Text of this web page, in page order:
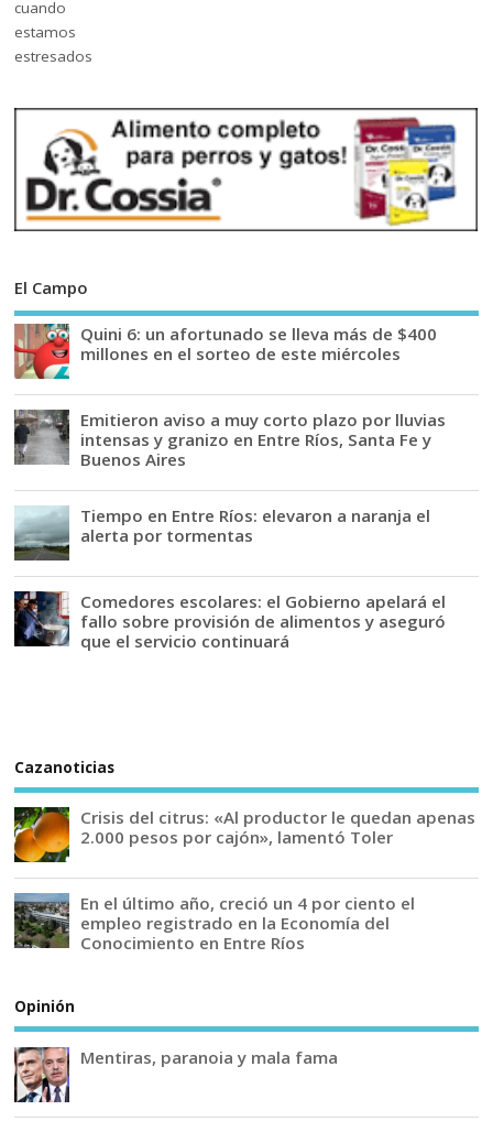
El Campo
Quini 6: un afortunado se lleva más de $400
millones en el sorteo de este miércoles
Emitieron aviso a muy corto plazo por lluvias
intensas y granizo en Entre Ríos, Santa Fe y
Buenos Aires
Tiempo en Entre Ríos: elevaron a naranja el
alerta por tormentas
Comedores escolares: el Gobierno apelará el
fallo sobre provisión de alimentos y aseguró
que el servicio continuará
Cazanoticias
Crisis del citrus: «Al productor le quedan apenas
2.000 pesos por cajón», lamentó Toler
En el último año, creció un 4 por ciento el
empleo registrado en la Economía del
Conocimiento en Entre Ríos
Opinión
Mentiras, paranoia y mala fama